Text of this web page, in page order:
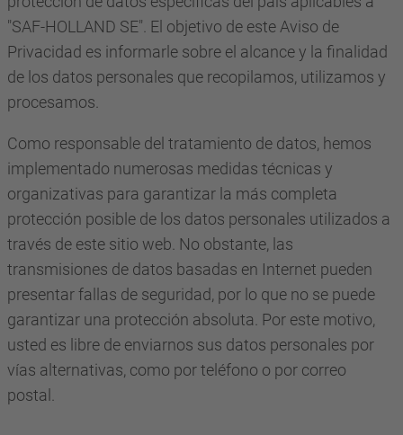
"SAF-HOLLAND SE". El objetivo de este Aviso de
Privacidad es informarle sobre el alcance y la finalidad
de los datos personales que recopilamos, utilizamos y
procesamos.
Como responsable del tratamiento de datos, hemos
implementado numerosas medidas técnicas y
organizativas para garantizar la más completa
protección posible de los datos personales utilizados a
través de este sitio web. No obstante, las
transmisiones de datos basadas en Internet pueden
presentar fallas de seguridad, por lo que no se puede
garantizar una protección absoluta. Por este motivo,
usted es libre de enviarnos sus datos personales por
vías alternativas, como por teléfono o por correo
postal.